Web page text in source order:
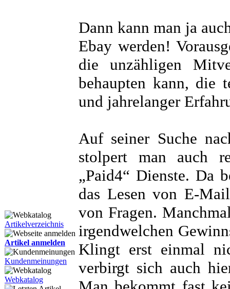
Artikelverzeichnis
Artikel anmelden
Kundenmeinungen
Webkatalog
Dann kann man ja
Ebay werden!
die unzähligen
behaupten kann, die
und jahrelanger
Auf seiner Suche
stolpert man auch
„Paid4“ Dienste. Da
das Lesen von E-
von Fragen.
irgendwelchen
Klingt erst einmal
verbirgt sich auch